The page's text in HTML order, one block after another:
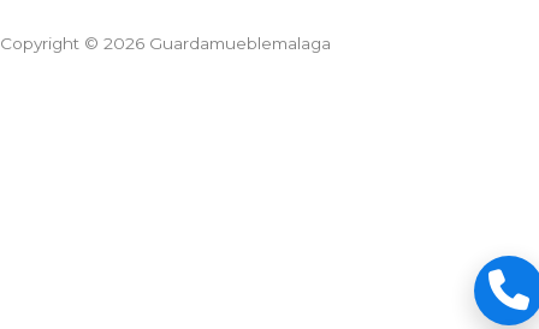
Copyright © 2026 Guardamueblemalaga